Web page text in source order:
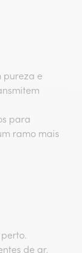
pureza e
para
ramo mais
de ar.